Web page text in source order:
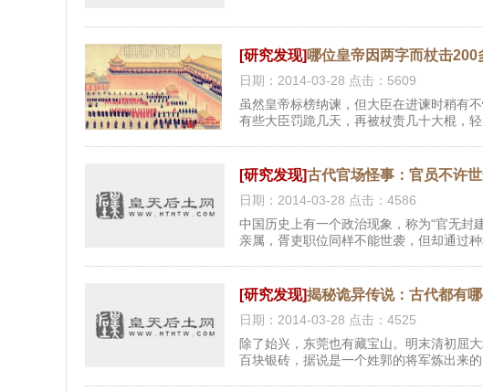
[研究发现] 哪位皇帝因两字而杖击200
日期：2014-03-28 点击：5609
虽然皇帝标榜纳谏，但大臣在进谏时稍有
有些大臣罚跪几天，再被杖责几十大棍，
[研究发现]古代官场怪事：官员不许
日期：2014-03-28 点击：4586
中国历史上有一个政治现象，称为“官无封
亲属，胥吏职位同样不能世袭，但却通过
[研究发现]揭秘诡异传说：古代都有
日期：2014-03-28 点击：4525
除了始兴，东莞也有藏宝山。明末清初屈
百块银砖，据说是一个姓郭的将军炼出来的